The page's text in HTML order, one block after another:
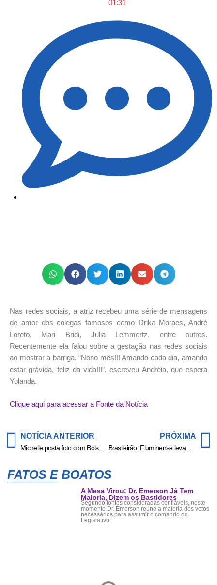
01:31
Nas redes sociais, a atriz recebeu uma série de mensagens
de amor dos colegas famosos como Drika Moraes, André
Loreto, Mari Bridi, Julia Lemmertz, entre outros.
Recentemente ela falou sobre a gestação nas redes sociais
ao mostrar a barriga. “Nono mês!!! Amando cada dia, amando
estar grávida, feliz da vida!!!”, escreveu Andréia, que espera
Yolanda.
Clique aqui para acessar a Fonte da Notícia
NOTÍCIA ANTERIOR
Michelle posta foto com Bolsonaro após indiciamento do marido: “Meu amor”
PRÓXIMA
Brasileirão: Fluminense leva virada do Fortaleza, mas arranca empate no fim
FATOS E BOATOS
A Mesa Virou: Dr. Emerson Já Tem
Maioria, Dizem os Bastidores
Segundo fontes consideradas confiáveis, neste
momento Dr. Emerson reúne a maioria dos votos
necessários para assumir o comando do
Legislativo.